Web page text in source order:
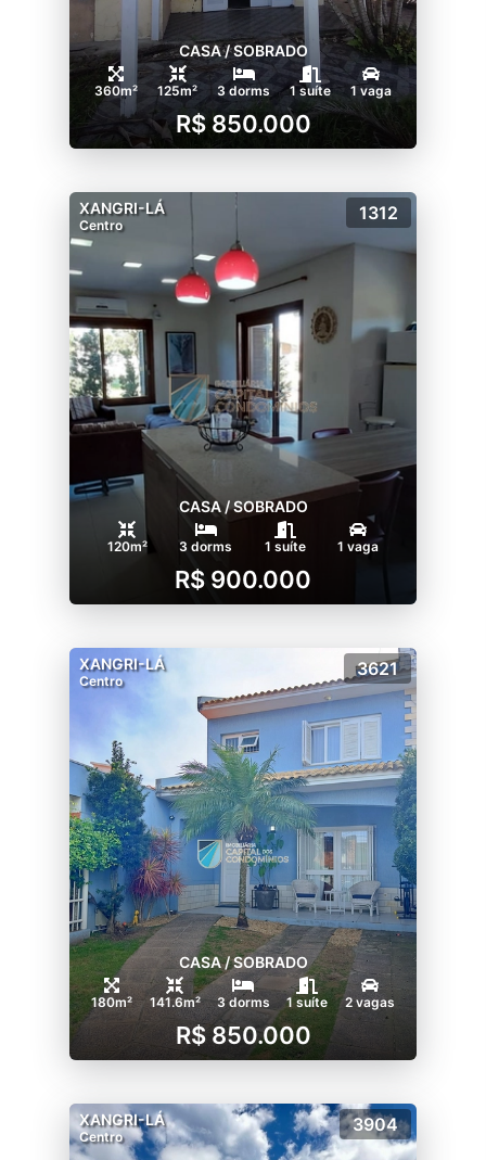
CASA / SOBRADO
360m² 125m² 3 dorms 1 suíte 1 vaga
R$ 850.000
XANGRI-LÁ
Centro
1312
CASA / SOBRADO
120m² 3 dorms 1 suíte 1 vaga
R$ 900.000
XANGRI-LÁ
Centro
3621
CASA / SOBRADO
180m² 141.6m² 3 dorms 1 suíte 2 vagas
R$ 850.000
XANGRI-LÁ
Centro
3904